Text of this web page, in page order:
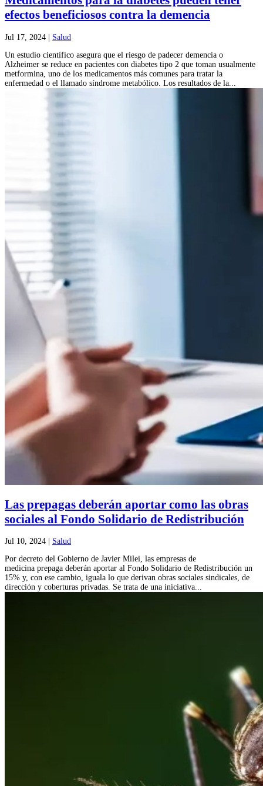
efectos beneficiosos contra la demencia
Jul 17, 2024 | Salud
Un estudio científico asegura que el riesgo de padecer demencia o
Alzheimer se reduce en pacientes con diabetes tipo 2 que toman usualmente
metformina, uno de los medicamentos más comunes para tratar la
enfermedad o el llamado síndrome metabólico. Los resultados de la...
Las prepagas deberán aportar como las obras
sociales al Fondo Solidario de Redistribución
Jul 10, 2024
Salud
Por decreto del Gobierno de Javier Milei, las empresas de
medicina prepaga deberán aportar al Fondo Solidario de Redistribución un
15% y, con ese cambio, iguala lo que derivan obras sociales sindicales, de
dirección y coberturas privadas. Se trata de una iniciativa...